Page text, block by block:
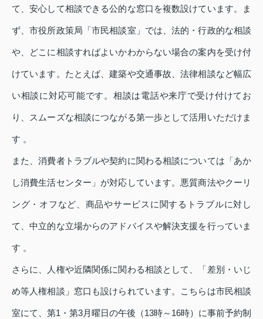
て、安心して相談できる公的な窓口を複数設けています。ま
ず、市役所政策局「市民相談室」では、法的・行政的な相談
や、どこに相談すればよいかわからない場合の案内を受け付
けています。たとえば、建築や交通事故、法律相談など幅広
い相談に対応可能です。相談は電話や来庁で受け付けてお
り、スムーズな相談につながる第一歩として活用いただけま
す 。
また、消費者トラブルや契約に関わる相談については「あか
し消費生活センター」が対応しています。悪質商法やクーリ
ング・オフなど、商品やサービスに関するトラブルに対し
て、中立的な立場からのアドバイスや解決支援を行っていま
す 。
さらに、人権や近隣関係に関わる相談として、「差別・いじ
め等人権相談」窓口も設けられています。こちらは市民相談
室にて、第1・第3月曜日の午後（13時～16時）に事前予約制